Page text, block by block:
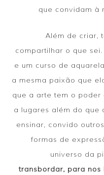
que convidam à
Além de criar,
compartilhar o que
e um curso de
a mesma paixão que
que a arte tem o
a lugares além do que
ensinar, convido
formas de
universo da
transbordar, para